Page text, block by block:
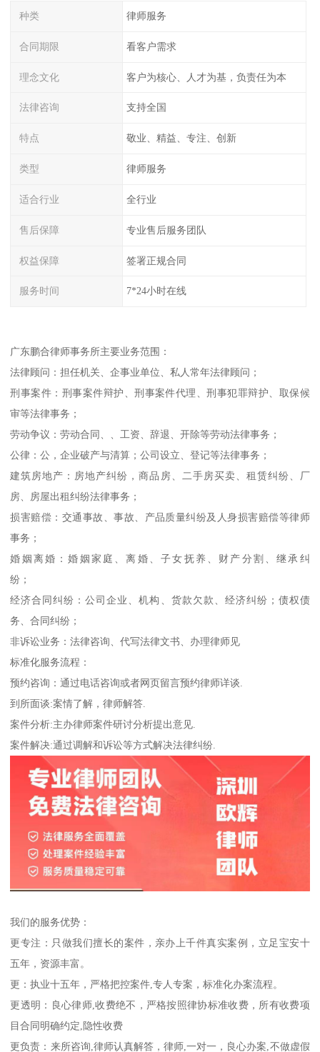
种类 律师服务
合同期限 看客户需求
理念文化 客户为核心、人才为基，负责任为本
法律咨询 支持全国
特点 敬业、精益、专注、创新
类型 律师服务
适合行业 全行业
售后保障 专业售后服务团队
权益保障 签署正规合同
服务时间 7*24小时在线
广东鹏合律师事务所主要业务范围：
法律顾问：担任机关、企事业单位、私人常年法律顾问；
刑事案件：刑事案件辩护、刑事案件代理、刑事犯罪辩护、取保候
审等法律事务；
劳动争议：劳动合同、、工资、辞退、开除等劳动法律事务；
公律：公，企业破产与清算；公司设立、登记等法律事务；
建筑房地产：房地产纠纷，商品房、二手房买卖、租赁纠纷、厂
房、房屋出租纠纷法律事务；
损害赔偿：交通事故、事故、产品质量纠纷及人身损害赔偿等律师
事务；
婚姻离婚：婚姻家庭、离婚、子女抚养、财产分割、继承纠
纷；
经济合同纠纷：公司企业、机构、货款欠款、经济纠纷；债权债
务、合同纠纷；
非诉讼业务：法律咨询、代写法律文书、办理律师见
标准化服务流程：
预约咨询：通过电话咨询或者网页留言预约律师详谈.
到所面谈:案情了解，律师解答.
案件分析:主办律师案件研讨分析提出意见.
案件解决:通过调解和诉讼等方式解决法律纠纷.
我们的服务优势：
更专注：只做我们擅长的案件，亲办上千件真实案例，立足宝安十
五年，资源丰富。
更：执业十五年，严格把控案件,专人专案，标准化办案流程。
更透明：良心律师,收费绝不，严格按照律协标准收费，所有收费项
目合同明确约定,隐性收费
更负责：来所咨询,律师认真解答，律师,一对一，良心办案,不做虚假